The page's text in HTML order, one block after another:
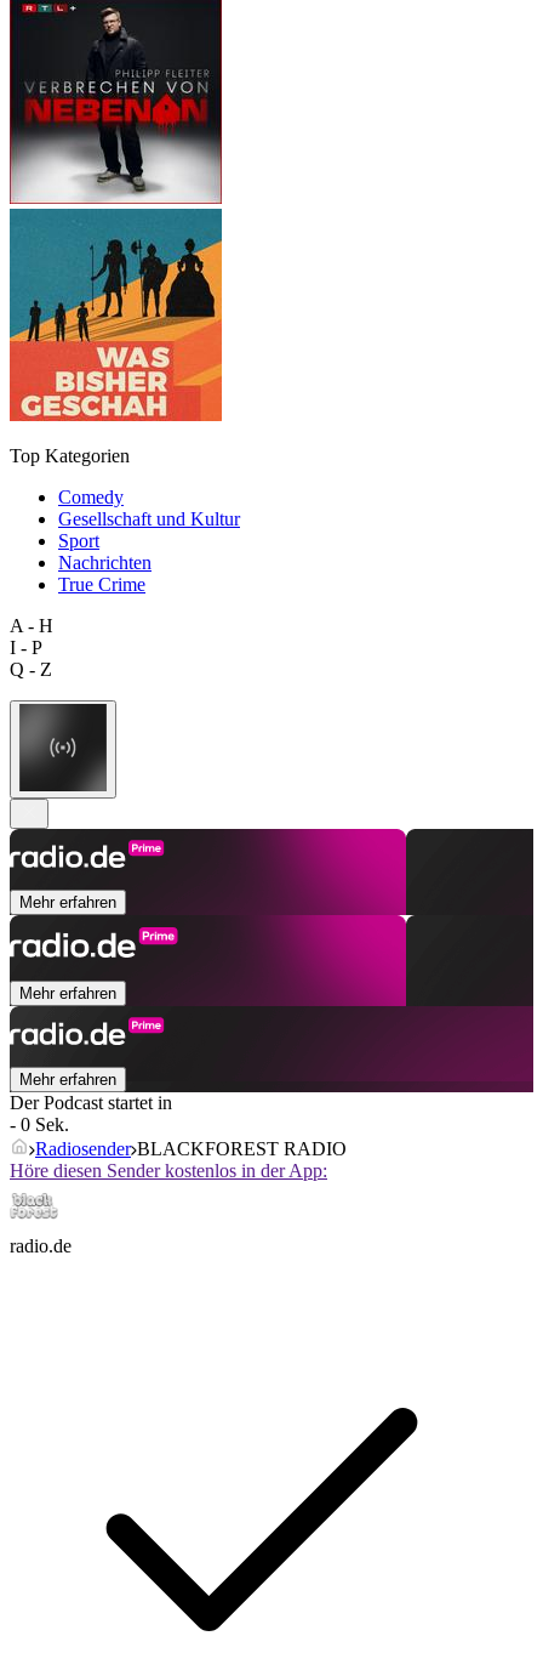
Top Kategorien
Comedy
Gesellschaft und Kultur
Sport
Nachrichten
True Crime
A - H
I - P
Q - Z
Mehr erfahren
Mehr erfahren
Mehr erfahren
Der Podcast startet in
- 0 Sek.
Radiosender BLACKFOREST RADIO
Höre diesen Sender kostenlos in der App:
radio.de